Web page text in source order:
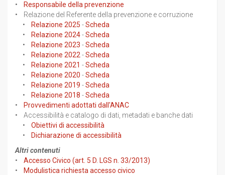
•
Responsabile della prevenzione
• Relazione del Referente della prevenzione e corruzione
•
Relazione 2025 -Scheda
•
Relazione 2024-Scheda
•
Relazione 2023 -Scheda
•
Relazione 2022 -Scheda
•
Relazione 2021 -Scheda
•
Relazione 2020 -Scheda
•
Relazione 2019 -Scheda
•
Relazione 2018 -Scheda
•
Provvedimenti adottati dall'ANAC
• Accessibilità e catalogo di dati, metadati e banche dati
• Obiettivi di accessibilità
•
Dichiarazione di accessibilità
Altri contenuti
• Accesso Civico (art. 5 D. LGS n. 33/2013)
•
Modulistica richiesta accesso civico